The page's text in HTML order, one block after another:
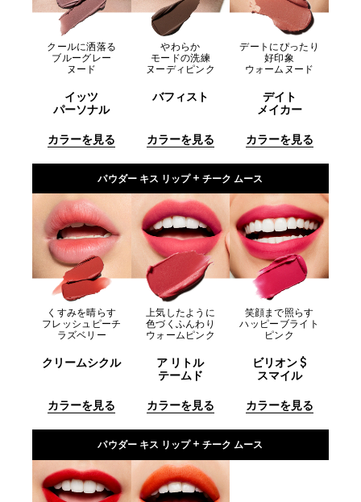
クールに洒落る
ブルーグレー
ヌード
イッツ
パーソナル
カラーを見る
やわらか
モードの洗練
ヌーディピンク
バフィスト
カラーを見る
デートにぴったり
好印象
ウォームヌード
デイト
メイカー
カラーを見る
パウダー キス リップ + チーク ムース
くすみを晴らす
フレッシュピーチ
ラズベリー
クリームシクル
カラーを見る
上気したように
色づくふんわり
ウォームピンク
ア リトル
テームド
カラーを見る
笑顔まで照らす
ハッピーブライト
ピンク
ビリオン $
スマイル
カラーを見る
パウダー キス リップ + チーク ムース